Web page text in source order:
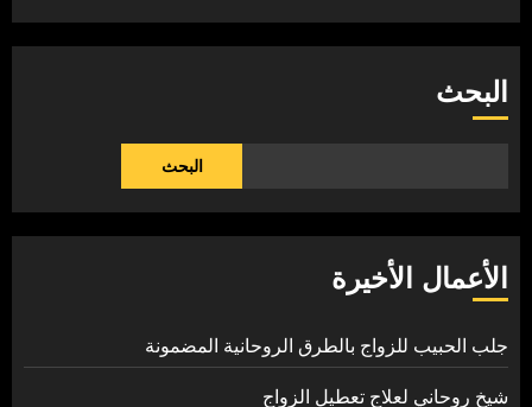
البحث
البحث
الأعمال الأخيرة
جلب الحبيب للزواج بالطرق الروحانية المضمونة
شيخ روحاني لعلاج تعطيل الزواج